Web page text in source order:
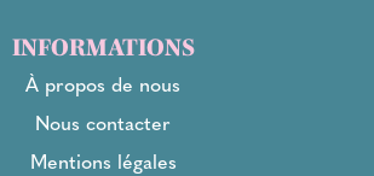
INFORMATIONS
À propos de nous
Nous contacter
Mentions légales